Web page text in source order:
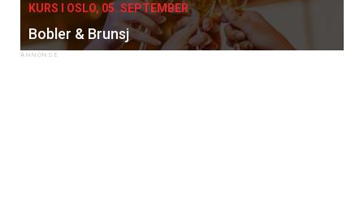
KURS I OSLO, 05. SEPTEMBER
Bobler & Brunsj